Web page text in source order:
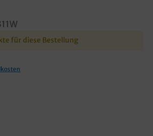
für diese Bestellung